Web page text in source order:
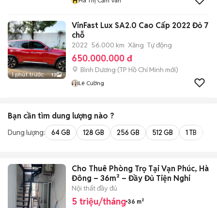
1 phút trước 13
VinFast Lux SA2.0 Cao Cấp 2022 Đỏ 7
chỗ
2022 56.000 km Xăng Tự động
650.000.000 đ
Bình Dương (TP Hồ Chí Minh mới)
Lê Cường
Bạn cần tìm dung lượng nào ?
Dung lượng: 64 GB 128 GB 256 GB 512 GB 1 TB
Cho Thuê Phòng Trọ Tại Vạn Phúc, Hà
Đông – 36m² – Đầy Đủ Tiện Nghi
Nội thất đầy đủ
5 triệu/tháng 36 m²